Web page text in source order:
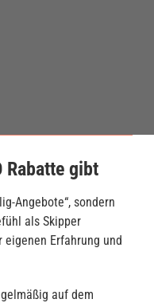
Rabatte gibt
Angebote“, sondern
als Skipper
Erfahrung und
auf dem